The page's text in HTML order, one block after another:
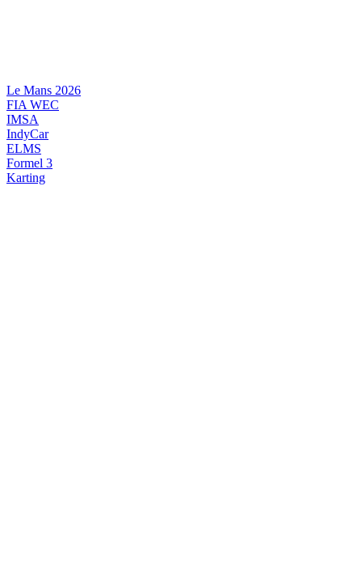
Le Mans 2026
FIA WEC
IMSA
IndyCar
ELMS
Formel 3
Karting